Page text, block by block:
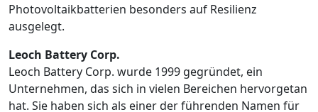
Photovoltaikbatterien besonders auf Resilienz
ausgelegt.
Leoch Battery Corp.
Leoch Battery Corp. wurde 1999 gegründet, ein
Unternehmen, das sich in vielen Bereichen hervorgetan
hat. Sie haben sich als einer der führenden Namen für